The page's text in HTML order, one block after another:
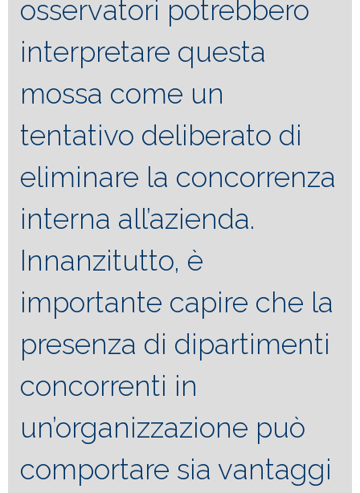
osservatori potrebbero
interpretare questa
mossa come un
tentativo deliberato di
eliminare la concorrenza
interna all’azienda.
Innanzitutto, è
importante capire che la
presenza di dipartimenti
concorrenti in
un’organizzazione può
comportare sia vantaggi